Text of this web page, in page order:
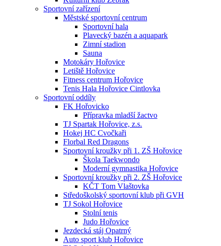
Sportovní zařízení
Městské sportovní centrum
Sportovní hala
Plavecký bazén a aquapark
Zimní stadion
Sauna
Motokáry Hořovice
Letiště Hořovice
Fitness centrum Hořovice
Tenis Hala Hořovice Cintlovka
Sportovní oddíly
FK Hořovicko
Přípravka mladší žactvo
TJ Spartak Hořovice, z.s.
Hokej HC Cvočkaři
Florbal Red Dragons
Sportovní kroužky při 1. ZŠ Hořovice
Škola Taekwondo
Moderní gymnastika Hořovice
Sportovní kroužky při 2. ZŠ Hořovice
KČT Tom Vlaštovka
Středoškolský sportovní klub při GVH
TJ Sokol Hořovice
Stolní tenis
Judo Hořovice
Jezdecká stáj Opatrný
Auto sport klub Hořovice